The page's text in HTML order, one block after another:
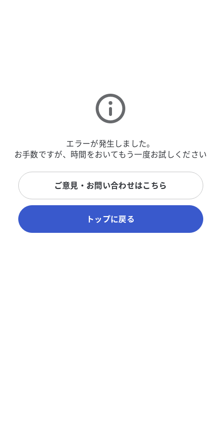
エラーが発生しました。
お手数ですが、時間をおいてもう一度お試しください
ご意見・お問い合わせはこちら
トップに戻る